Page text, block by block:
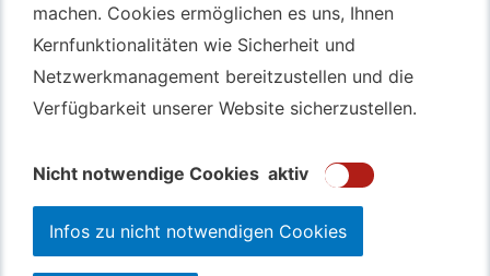
machen. Cookies ermöglichen es uns, Ihnen
Kernfunktionalitäten wie Sicherheit und
Netzwerkmanagement bereitzustellen und die
Verfügbarkeit unserer Website sicherzustellen.
Nicht notwendige Cookies aktiv
Infos zu nicht notwendigen Cookies
machen. Cookies ermöglichen es uns, Ihnen
Kernfunktionalitäten wie Sicherheit und
Netzwerkmanagement bereitzustellen und die
Verfügbarkeit unserer Website sicherzustellen.
Nicht notwendige Cookies aktiv
Infos zu nicht notwendigen Cookies
Autoexport Gelsenkirchen
GebrauchtwagenAnkauf Bochum